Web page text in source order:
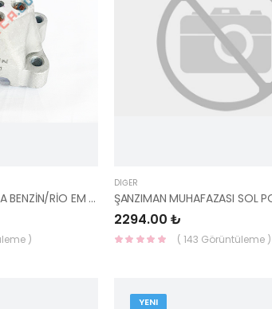
ŞANZIMAN AYAĞI ALT ERA BENZİN/RİO EM DİZEL 43120-23010-HMC
)
DIĞER
2294.00 ₺
( 143 Görüntüleme )
YENI